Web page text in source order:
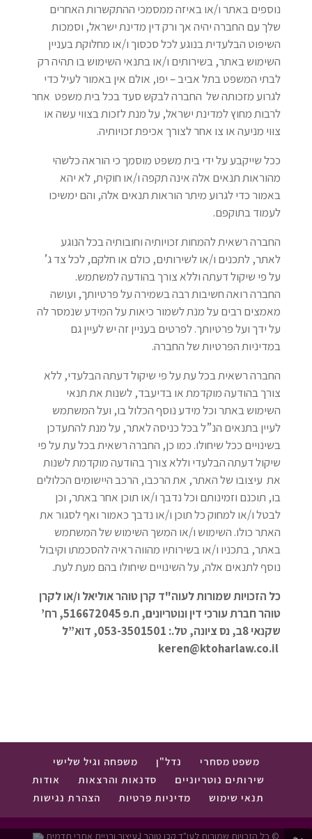
נוספים באתר ו/או באיזה ממסמכי ההתקשרות האחרים
שלך עם החברה יהיה אך ורק דין מדינת ישראל, וסמכות
השיפוט הבלעדית בנוגע לכל סכסוך ו/או מחלוקת בעניין
השימוש באתר, בשירותים ו/או בתנאי השימוש בו תהיה רק
לבתי המשפט בתל אביב – יפו, אולם אין באמור לעיל כדי
לגרוע מזכותה של החברה לבקש סעד בכל בית משפט אחר
לרבות מחוץ למדינת ישראל, על מנת לזכות בצווי עשה או
צווי מניעה או צו אחר לצורך אכיפת זכויותיה.
ככל שייקבע על ידי בית משפט מוסמך כי הוראה כלשהי
מהוראות תנאים אלה אינה תקפה ו/או חוקית, לא יהא
באמור כדי לגרוע מיתר הוראות תנאים אלה, והם ימשיכו
לעמוד בתוקפם.
החברה רשאית להמחות זכויותיה וחובותיה בכל הנוגע
לאתר, לתכנים ו/או לשירותים, כולם או חלקם, לכל צד ג’
על פי שיקול דעתה וללא צורך בהודעה למשתמש.
החברה רואה חשיבות רבה בשמירה על פרטיותך, ועושה
מאמצים רבים על מנת לשמור כיאות על המידע שנמסר לה
על ידך ועל פרטיותך. לפרטים בעניין זה יש לעיין גם
במדיניות הפרטיות של החברה.
החברה רשאית בכל עת על פי שיקול דעתה הבלעדי, ללא
צורך בהודעה מוקדמת או בדיעבד, לשנות את תנאי
השימוש באתר וכל מידע נוסף הכלול בו, ועל המשתמש
לעיין בתנאים הנ”ל בכל כניסה לאתר, על מנת להתעדכן
בשינויים ככל שיחולו. כמו כן, החברה רשאית בכל עת על פי
שיקול דעתה הבלעדי וללא צורך בהודעה מוקדמת לשנות
את עיצובו של האתר, את הרכבו, הרכב היישומים הכלולים
בו, תוכנם וזמינותם וכל נדבך ו/או תוכן אחר באתר, ‏וכן
לבטל ו/או למחוק כל תוכן ו/או נדבך כאמור ואף לסגור את
האתר כולו. השימוש ו/או המשך השימוש של המשתמש
באתר, בתכניו ו/או בשירותיו מהווה ראיה להסכמתו וקיבול
נוסף לתנאים אלה, על השינויים שיחולו בהם מעת לעת.
כל הזכויות שמורות לעוה"ד קרן טוהר אוליאל ו/או לקרן
טוהר חברת עורכי דין ונוטריונים, ח.פ 516672045, רח’
שקנאי 8ב, נס ציונה, טל.: 053-3501501, דוא”ל
משפט מסחרי נדל"ן
משפחה וגיל שלישי
שירותים נוטריוניים
סדנאות והרצאות
אודות
תנאי שימוש
מדיניות פרטיות הצהרת נגישות
© כל הזכויות שמורות לעו"ד קרן טוהר | עיצוב ובניית אתרי תדמית